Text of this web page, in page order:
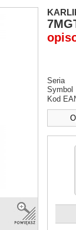
Seria
Symbol
Kod